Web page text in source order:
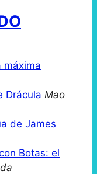
máxima
Drácula Mao
de James
Botas: el